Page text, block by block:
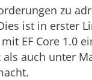
zu
ist in erster
EF Core 1.0
auch unter